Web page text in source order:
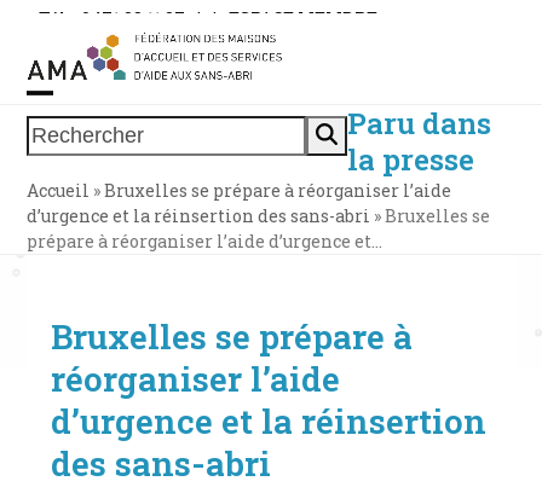
Skip
content
Tél. : 0471 38 11 37 | | ESPACE MEMBRE
Rechercher
Open
mobile
menu
Close
mobile
menu
Paru dans
la presse
Accueil »Bruxelles se prépare à réorganiser l’aide
d’urgence et la réinsertion des sans-abri »Bruxelles se
prépare à réorganiser l’aide d’urgence et…
Bruxelles se prépare à
réorganiser l’aide
d’urgence et la réinsertion
des sans-abri